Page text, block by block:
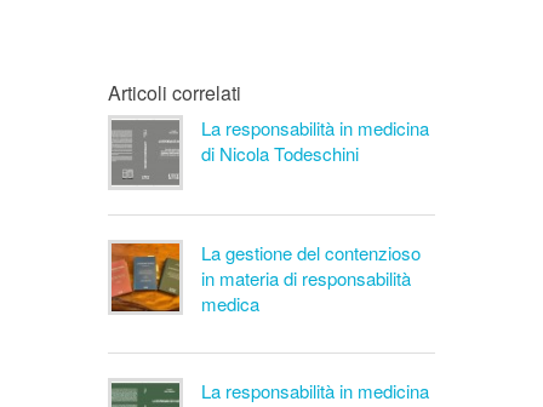
Articoli correlati
La responsabilità in medicina
di Nicola Todeschini
La gestione del contenzioso
in materia di responsabilità
medica
La responsabilità in medicina